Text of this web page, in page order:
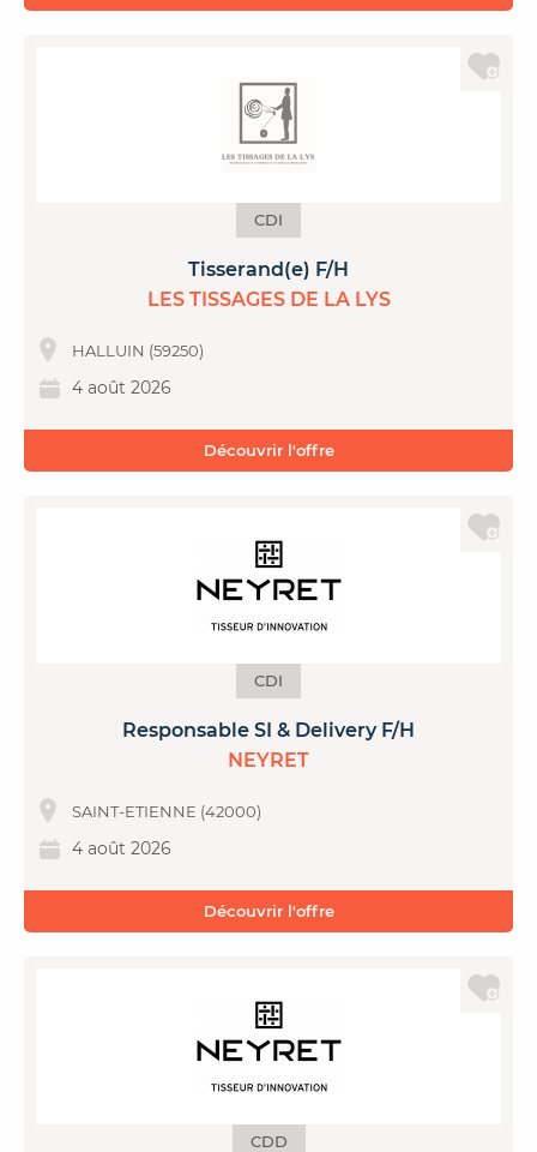
CDI
Tisserand(e) F/H
LES TISSAGES DE LA LYS
HALLUIN (59250)
4 août 2026
Découvrir l'offre
CDI
Responsable SI & Delivery F/H
NEYRET
SAINT-ETIENNE (42000)
4 août 2026
Découvrir l'offre
CDD